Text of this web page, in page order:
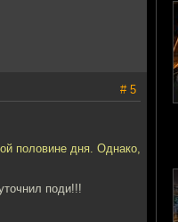
# 5
половине дня. Однако,
поди!!!